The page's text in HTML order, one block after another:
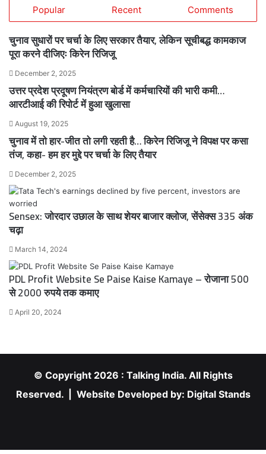
Popular Recent Comments
चुनाव सुधारों पर चर्चा के लिए सरकार तैयार, लेकिन सूचीबद्ध कामकाज
पूरा करने दीजिएः किरेन रिजिजू
December 2, 2025
उत्तर प्रदेश प्रदूषण नियंत्रण बोर्ड में कर्मचारियों की भारी कमी…
आरटीआई की रिपोर्ट में हुआ खुलासा
August 19, 2025
चुनाव में तो हार-जीत तो लगी रहती है… किरेन रिजिजू ने विपक्ष पर कसा
तंज, कहा- हम हर मुद्दे पर चर्चा के लिए तैयार
December 2, 2025
Sensex: जोरदार उछाल के साथ शेयर बाजार क्लोज, सेंसेक्स 335 अंक
चढ़ा
March 14, 2024
PDL Profit Website Se Paise Kaise Kamaye – रोजाना 500
से 2000 रुपये तक कमाए
April 20, 2024
© Copyright 2026 : Talking India. All Rights
Reserved. | Website Developed by: Digital Stands